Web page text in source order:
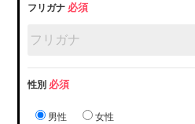
フリガナ 必須
性別 必須
男性 女性